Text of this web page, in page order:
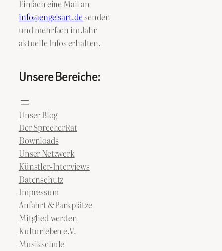
Einfach eine Mail an
info@engelsart.desenden
und mehrfach im Jahr
aktuelle Infos erhalten.
Unsere Bereiche:
Unser Blog
Der SprecherRat
Downloads
Unser Netzwerk
Künstler-Interviews
Datenschutz
Impressum
Anfahrt & Parkplätze
Mitglied werden
Kulturleben e.V.
Musikschule